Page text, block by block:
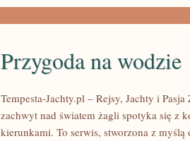
Przygoda na wodzie
Tempesta-Jachty.pl – Rejsy, Jachty i
zachwyt nad światem żagli spotyka się z
kierunkami. To serwis, stworzona z myślą